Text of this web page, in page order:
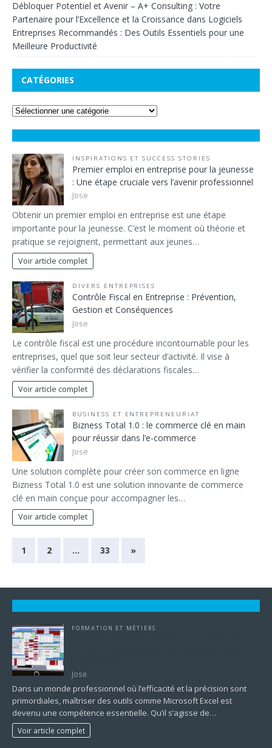
Débloquer Potentiel et Avenir – A+ Consulting : Votre
Partenaire pour l’Excellence et la Croissance dans Logiciels
Entreprises Recommandés : Des Outils Essentiels pour une
Meilleure Productivité
CATÉGORIES
INSPIRATIONS ET SUCCESS STORIES
Premier emploi en entreprise pour la jeunesse
: Une étape cruciale vers l’avenir professionnel
Jose
Obtenir un premier emploi en entreprise est une étape
importante pour la jeunesse. C’est le moment où théorie et
pratique se rejoignent, permettant aux jeunes…
Voir article complet
DIVERS ENTREPRISES
Contrôle Fiscal en Entreprise : Prévention,
Gestion et Conséquences
Jose
Le contrôle fiscal est une procédure incontournable pour les
entreprises, quel que soit leur secteur d’activité. Il vise à
vérifier la conformité des déclarations fiscales…
Voir article complet
BUSINESS ET ENTREPRENEURIAT
Bizness Total 1.0 : le commerce clé en main
pour réussir dans l’e-commerce
Jose
Une solution complète pour créer son commerce en ligne
Bizness Total 1.0 est une solution innovante de commerce
clé en main conçue pour accompagner les…
Voir article complet
1 2 … 33 »
FORMATION ET MÉTIERS
Jose
Dans un monde professionnel où l’efficacité et la précision sont
primordiales, maîtriser des outils comme Microsoft Excel est
devenu une compétence essentielle. Qu’il s’agisse de…
Voir article complet